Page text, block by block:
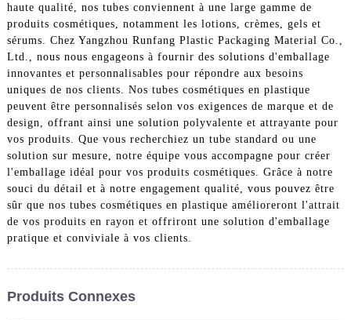
haute qualité, nos tubes conviennent à une large gamme de
produits cosmétiques, notamment les lotions, crèmes, gels et
sérums. Chez Yangzhou Runfang Plastic Packaging Material Co.,
Ltd., nous nous engageons à fournir des solutions d'emballage
innovantes et personnalisables pour répondre aux besoins
uniques de nos clients. Nos tubes cosmétiques en plastique
peuvent être personnalisés selon vos exigences de marque et de
design, offrant ainsi une solution polyvalente et attrayante pour
vos produits. Que vous recherchiez un tube standard ou une
solution sur mesure, notre équipe vous accompagne pour créer
l'emballage idéal pour vos produits cosmétiques. Grâce à notre
souci du détail et à notre engagement qualité, vous pouvez être
sûr que nos tubes cosmétiques en plastique amélioreront l'attrait
de vos produits en rayon et offriront une solution d'emballage
pratique et conviviale à vos clients.
Produits Connexes